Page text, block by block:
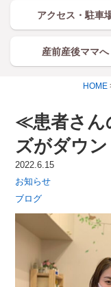
アクセス・駐車
産前産後ママへ
HOME
≪患者さん
ズがダウ
2022.6.15
お知らせ
ブログ